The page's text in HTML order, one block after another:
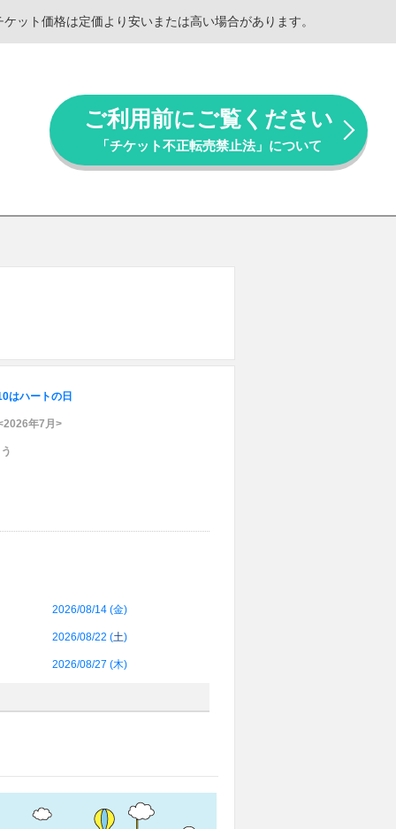
ット価格は定価より安いまたは高い場合があります。
ご利用前にご覧ください
「チケット不正転売禁止法」について
はハートの日
年7月>
2026/08/14 (金)
2026/08/22 (土)
2026/08/27 (木)